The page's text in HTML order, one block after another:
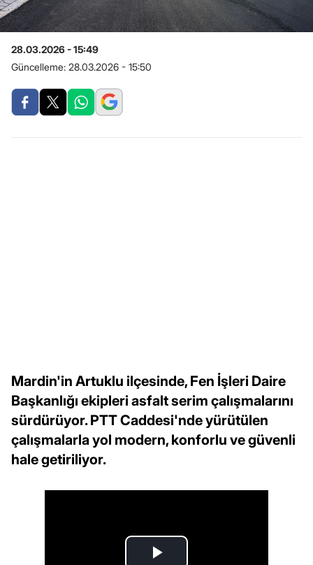
28.03.2026 - 15:49
Güncelleme: 28.03.2026 - 15:50
Mardin'in Artuklu ilçesinde, Fen İşleri Daire
Başkanlığı ekipleri asfalt serim çalışmalarını
sürdürüyor. PTT Caddesi'nde yürütülen
çalışmalarla yol modern, konforlu ve güvenli
hale getiriliyor.